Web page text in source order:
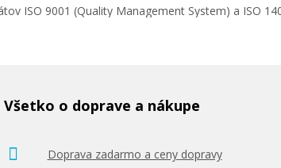
ISO 9001 (Quality Management System) a ISO
Všetko o doprave a nákupe
Doprava zadarmo a ceny dopravy